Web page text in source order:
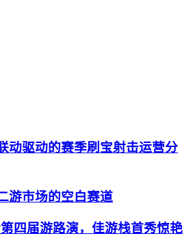
动驱动的赛季刷宝射击运营分
游市场的空白赛道
四届游路演，佳游栈首秀惊艳